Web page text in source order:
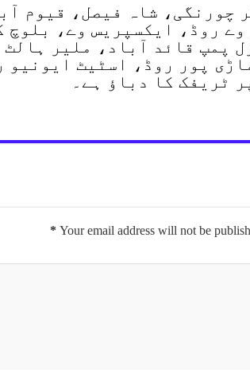
چورنگی، شاہ فیصل، قیوم
روڈ، ایکسپریس وے، بلوچ
پمپ قائد آباد، ملیر
پور روڈ، اسٹیٹ ایونیو
ٹریفک کا دباؤ ہے۔
Your email address will not be
*